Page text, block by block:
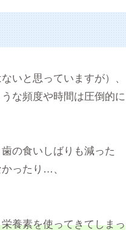
いと思っていますが）、
な頻度や時間は圧倒的に
の食いしばりも減った
ったり…、
養素を使ってきてしまっ